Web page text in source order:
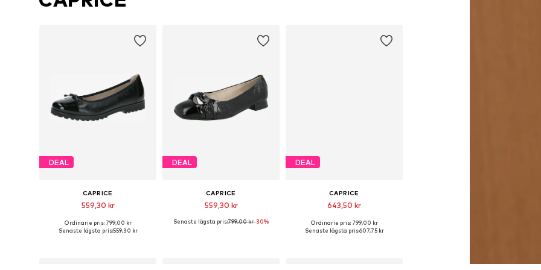
DEAL
CAPRICE
559,30 kr
Tillgänglig i många storlekar
Ordinarie pris: 799,00 kr
Senaste lägsta pris:559,30 kr
DEAL
CAPRICE
559,30 kr
Senaste lägsta pris:799,00 kr-30%
DEAL
CAPRICE
643,50 kr
Tillgängliga storlekar: 36
Ordinarie pris: 799,00 kr
Senaste lägsta pris:607,75 kr